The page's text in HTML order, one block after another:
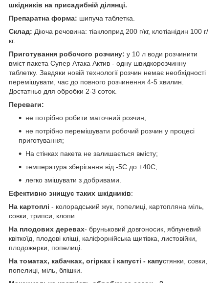
шкідників на присадибній ділянці.
Препаратна форма: шипуча таблетка.
Склад: Діюча речовина: тіаклоприд 200 г/кг, клотіанідин 100 г/
кг.
Приготування робочого розчину: у 10 л води розчинити
вміст пакета Супер Атака Актив - одну швидкорозчинну
таблетку. Завдяки новій технології розчин немає необхідності
перемішувати, час до повного розчинення 4-5 хвилин.
Достатньо для обробки 2-3 соток.
Переваги:
не потрібно робити маточний розчин;
не потрібно перемішувати робочий розчин у процесі
приготування;
На стінках пакета не залишається вмісту;
температура зберігання від -5С до +40С;
легко змішувати з добривами.
Ефективно знищує таких шкідників:
На картоплі - колорадський жук, попелиці, картопляна міль,
совки, трипси, клопи.
На плодових деревах- бруньковий довгоносик, яблуневий
квіткоїд, плодові кліщі, каліфорнійська щитівка, листовійки,
плодожерки, попелиці.
На томатах, кабачках, огірках і капусті - капустянки, совки,
попелиці, міль, блішки.